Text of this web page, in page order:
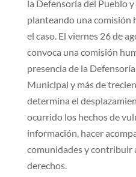
la Defensoría del Pueblo
planteando una comisión
el caso. El viernes 26 de
convoca una comisión
presencia de la
Municipal y más de
determina el
ocurrido los hechos de
información, hacer
comunidades y contribuir
derechos.